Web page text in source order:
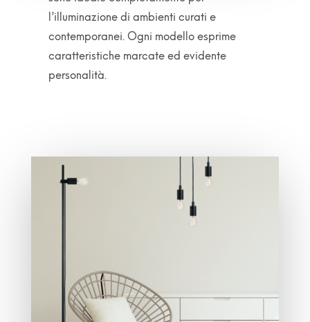
l’illuminazione di ambienti curati e
contemporanei. Ogni modello esprime
caratteristiche marcate ed evidente
personalità.